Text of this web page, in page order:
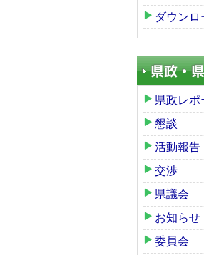
ダウンロ
県政レポ
懇談
活動報告
交渉
県議会
お知らせ
委員会